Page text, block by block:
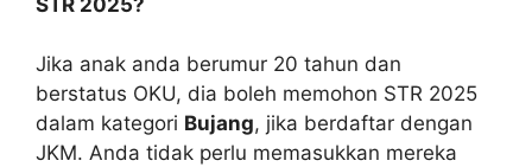
Jika anak anda berumur 20 tahun dan
berstatus OKU, dia boleh memohon STR 2025
dalam kategori Bujang, jika berdaftar dengan
JKM. Anda tidak perlu memasukkan mereka